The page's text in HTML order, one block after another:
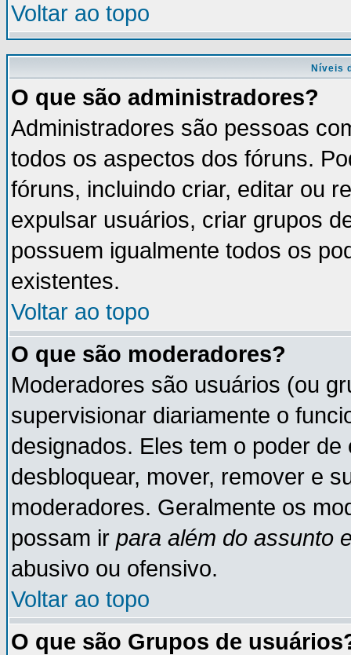
Voltar ao topo
Níveis
O que são administradores?
Administradores são pessoas
todos os aspectos dos fóruns.
fóruns, incluindo criar, editar ou
expulsar usuários, criar grupos
possuem igualmente todos os
existentes.
Voltar ao topo
O que são moderadores?
Moderadores são usuários (ou
supervisionar diariamente o
designados. Eles tem o poder
desbloquear, mover, remover e
moderadores. Geralmente os
possam ir para além do assunto
abusivo ou ofensivo.
Voltar ao topo
O que são Grupos de